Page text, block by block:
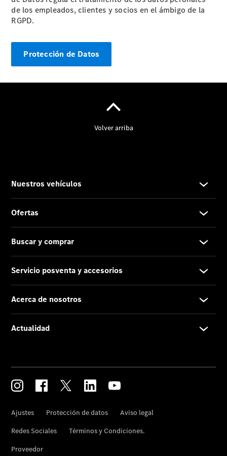
Noticias
Eventos
de datos
de los empleados, clientes y socios en el ámbigo de la
RGPD.
Protección de Datos